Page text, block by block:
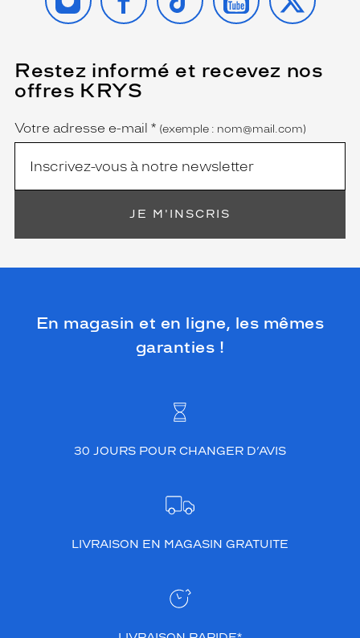
Restez informé et recevez nos
offres KRYS
Name
Votre adresse e-mail *
(Ce
champ
est
obligatoire)
(exemple : nom@mail.com)
JE M'INSCRIS
En magasin et en ligne, les mêmes
garanties !
30 JOURS POUR CHANGER D’AVIS
LIVRAISON EN MAGASIN GRATUITE